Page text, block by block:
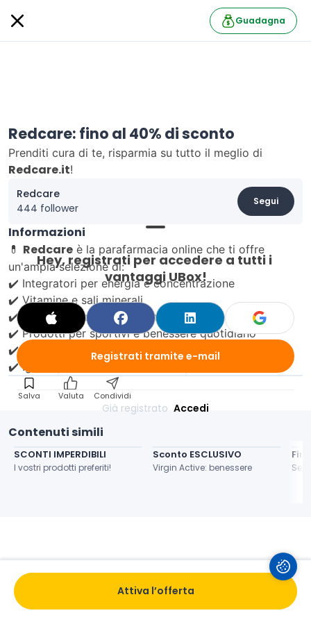
Guadagna
Redcare: fino al 40% di sconto
Prenditi cura di te, risparmia su tutto il meglio di
Redcare.it!
Redcare
444 follower
Segui
Informazioni
💊 Redcare è la parafarmacia online che ti offre
un'ampia selezione di:
✔️ Integratori per energia e concentrazione
✔️ Vitamine e sali minerali
✔️ Cosmetici naturali e dermocosmesi
✔️ Prodotti per sportivi e benessere quotidiano
✔️ Farmaci da banco e dispositivi medici
✔️ Igiene personale e cura del corpo
Salva Valuta Condividi
Contenuti simili
SCONTI IMPERDIBILI
I vostri prodotti preferiti!
Sconto ESCLUSIVO
Virgin Active: benessere
Attiva l’offerta
Hey, registrati per accedere a tutti i
vantaggi UBox!
Registrati tramite e-mail
Già registrato Accedi